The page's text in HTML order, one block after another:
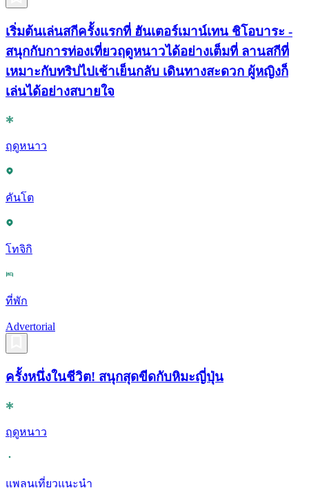
เริ่มต้นเล่นสกีครั้งแรกที่ ฮันเตอร์เมาน์เทน ชิโอบาระ -
สนุกกับการท่องเที่ยวฤดูหนาวได้อย่างเต็มที่ ลานสกีที่
เหมาะกับทริปไปเช้าเย็นกลับ เดินทางสะดวก ผู้หญิงก็
เล่นได้อย่างสบายใจ
ฤดูหนาว
คันโต
โทจิกิ
ที่พัก
Advertorial
ครั้งหนึ่งในชีวิต! สนุกสุดขีดกับหิมะญี่ปุ่น
ฤดูหนาว
แพลนเที่ยวแนะนำ